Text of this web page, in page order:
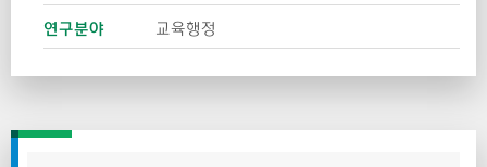
연구분야
교육행정